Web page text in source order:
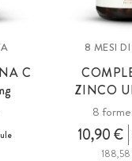
C
8 MESI
ZINCO
8
10,90 €